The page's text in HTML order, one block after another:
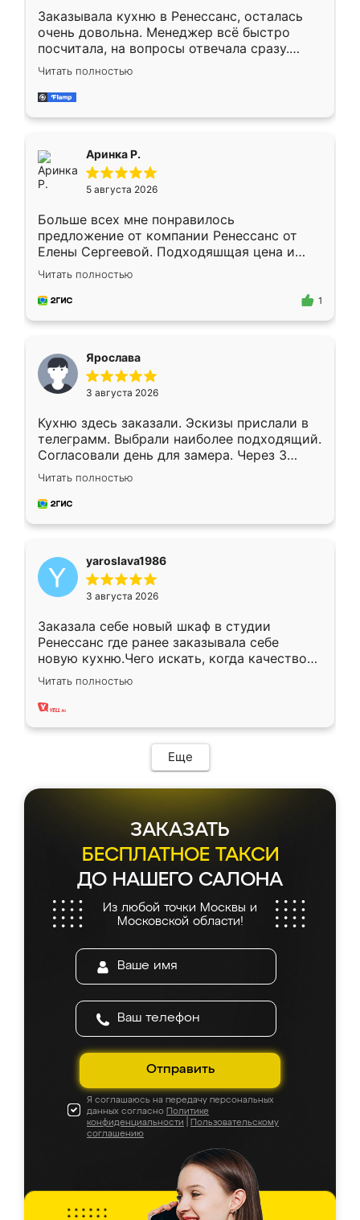
Заказывала кухню в Ренессанс, осталась
очень довольна. Менеджер всё быстро
посчитала, на вопросы отвечала сразу.
Замерщик приехал в субботу, подошёл к
делу со всей ответственностью. Собрали
за день, ребята работали аккуратно, даже
Читать полностью
Аринка Р.
5 августа 2026
Больше всех мне понравилось
предложение от компании Ренессанс от
Елены Сергеевой. Подходяшщая цена и
короткие сроки изготовления. Приехавший
для замера сотрудник Владислав
предложил по моему эскизу самый
Читать полностью
1
Ярослава
3 августа 2026
Кухню здесь заказали. Эскизы прислали в
телеграмм. Выбрали наиболее подходящий.
Согласовали день для замера. Через 3
недели кухня была уже готова. Остались
довольны работой. Спасибо Ренессанс
мебель за качественную работу!
Читать полностью
yaroslava1986
3 августа 2026
Заказала себе новый шкаф в студии
Ренессанс где ранее заказывала себе
новую кухню.Чего искать, когда качеством
вполне довольна. Служит кухня уже почти
два года, нареканий нет.
Читать полностью
Еще
ЗАКАЗАТЬ
БЕСПЛАТНОЕ ТАКСИ
ДО НАШЕГО САЛОНА
Из любой точки Москвы и
Московской области!
Отправить
Я соглашаюсь на передачу персональных
данных согласно Политике
конфиденциальности
Пользовательскому
соглашению